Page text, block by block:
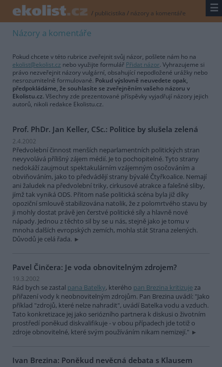
/ publicistika / názory a komentáře ☰
Názory a komentáře
Pokud chcete v této rubrice zveřejnit svůj názor, pošlete nám ho na
ekolist@ekolist.cz nebo využijte formulář Přidat názor. Vyhrazujeme si
právo nezveřejnit názory vulgární, obsahující nepodložené urážky nebo
nesrozumitelně formulované. Pokud výslovně neuvedete opak,
předpokládáme, že souhlasíte se zveřejněním vašeho názoru v
Ekolistu.cz. Všechny zde prezentované příspěvky vyjadřují názory jejich
autorů, nikoli redakce Ekolistu.cz.
Prof. PhDr. Jan Keller, CSc.: Politice by slušela zelená
2.4.2002
Předvolební činnost menších neparlamentních politických stran
nevyvolává přílišný zájem médií. Je to pochopitelné. Tyto strany
nedokáží zaujmout spektakulárním vzájemným osočováním a
obviňováním, jako to předvádějí strany bývalé Čtyřkoalice. Nemají
ani žaludek na předvolební triky, cirkusové atrakce a falešné sliby,
jímž tak vyniká ODS. Přitom naše politická scéna byla již díky
opoziční smlouvě stabilizována natolik, že z polomrtvého stavu by
ji mohly dostat právě jen čerstvé politické síly a hlavně nové
nápady. Jednou z těchto sil by se u nás, stejně jako je tomu v
mnoha dalších evropských zemích, mohla stát Strana zelených.
Důvodů je celá řada.
Pavel Činčera: Je voda obnovitelným zdrojem?
19.3.2002
Rád bych se zastal pana Batelky, kterého pan Brezina kritizujeza
přiřazení vody k neobnovitelným zdrojům. Pan Brezina uvádí: "Jako
příklad "zdrojů, které nelze nahradit", uvádí Batelka vodu a vzduch.
Tato konkretizace jej jako seriózního partnera k diskusi o životním
prostředí poněkud diskvalifikuje - v obou případech jde totiž o
zdroje obnovitelné, které svým používáním nikam nemizejí."
Ivan Brezina: Poněkud nevěcná debata s Klausem